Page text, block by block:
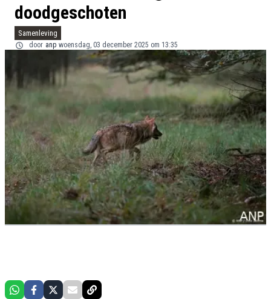
doodgeschoten
Samenleving
door anp woensdag, 03 december 2025 om 13:35